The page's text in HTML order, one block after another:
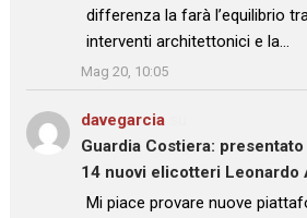
differenza la farà l’equilibrio
interventi architettonici e la…
”
Mag 20, 10:05
davegarcia
Guardia Costiera:
14 nuovi elicotteri Leonardo
: “
Mi piace provare nuove